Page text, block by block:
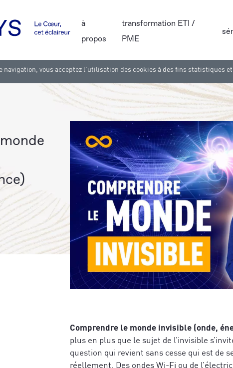
navigation, vous acceptez l'utilisation des cookies à des fins statistiques
à
propos
transformation ETI /
PME
Comprendre le monde invisible (onde,
plus en plus que le sujet de l’invisible
question qui revient sans cesse qui est de
réellement. Des ondes Wi-Fi ou de